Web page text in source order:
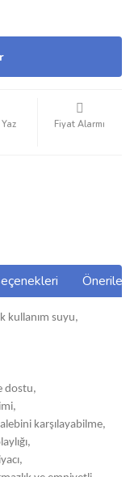
Fiyat Alarmı
kullanım suyu,
dostu,
karşılayabilme,